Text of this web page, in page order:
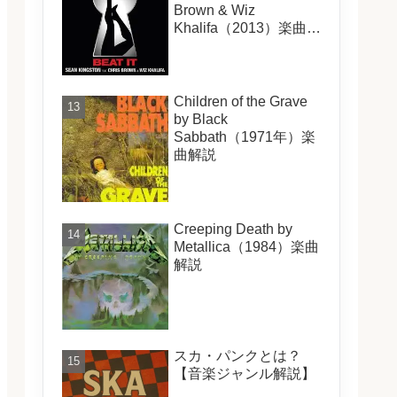
Brown & Wiz
Khalifa（2013）楽曲解
Children of the Grave
by Black
Sabbath（1971年）楽
曲解説
Creeping Death by
Metallica（1984）楽曲
解説
スカ・パンクとは？
【音楽ジャンル解説】